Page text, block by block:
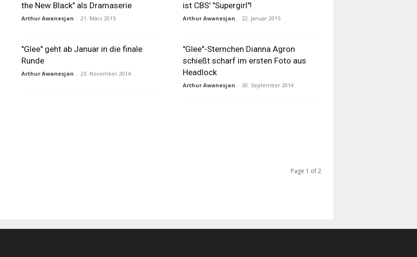
the New Black" als Dramaserie
Arthur Awanesjan - 21. März 2015
ist CBS' "Supergirl"!
Arthur Awanesjan - 22. Januar 2015
"Glee" geht ab Januar in die finale
Runde
Arthur Awanesjan - 23. November 2014
"Glee"-Sternchen Dianna Agron
schießt scharf im ersten Foto aus
Headlock
Arthur Awanesjan - 30. September 2014
Page 1 of 2